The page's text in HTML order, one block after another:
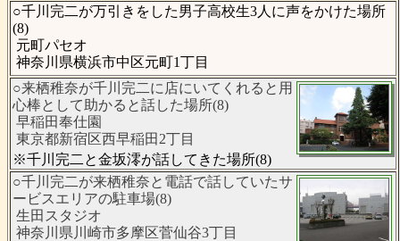
○千川完二が万引きをした男子高校生3人に声をかけた場所
(8)
元町パセオ
神奈川県横浜市中区元町1丁目
○来栖稚奈が千川完二に店にいてくれると用
心棒として助かると話した場所(8)
早稲田奉仕園
東京都新宿区西早稲田2丁目
※千川完二と金坂澪が話してきた場所(8)
○千川完二が来栖稚奈と電話で話していたサ
ービスエリアの駐車場(8)
生田スタジオ
神奈川県川崎市多摩区菅仙谷3丁目